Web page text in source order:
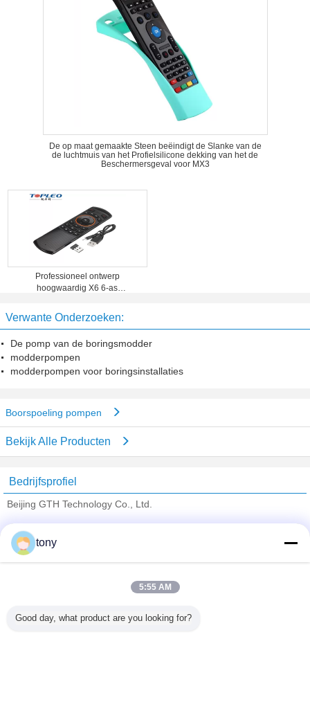
De op maat gemaakte Steen beëindigt de Slanke van de
de luchtmuis van het Profielsilicone dekking van het de
Beschermersgeval voor MX3
Professioneel ontwerp
hoogwaardig X6 6-as
Draadloos Fly Air Muistoetsenbord
Verwante Onderzoeken:
De pomp van de boringsmodder
modderpompen
modderpompen voor boringsinstallaties
Boorspoeling pompen
Bekijk Alle Producten
Bedrijfsprofiel
Beijing GTH Technology Co., Ltd.
Trust Seal
Alle producten
tony
5:55 AM
Good day, what product are you looking for?